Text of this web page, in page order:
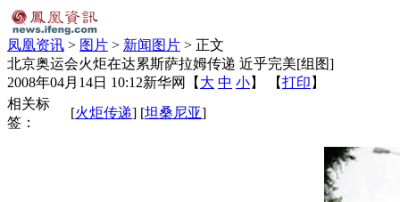
凤凰资讯 > 图片 > 新闻图片 > 正文
北京奥运会火炬在达累斯萨拉姆传递 近乎完美[组图]
2008年04月14日 10:12新华网 【 大 中 小】 【打印 】
相关标
签：
[火炬传递] [坦桑尼亚]